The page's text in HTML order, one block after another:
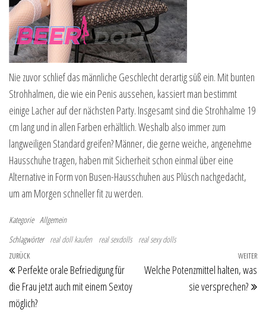
Nie zuvor schlief das männliche Geschlecht derartig süß ein. Mit bunten
Strohhalmen, die wie ein Penis aussehen, kassiert man bestimmt
einige Lacher auf der nächsten Party. Insgesamt sind die Strohhalme 19
cm lang und in allen Farben erhältlich. Weshalb also immer zum
langweiligen Standard greifen? Männer, die gerne weiche, angenehme
Hausschuhe tragen, haben mit Sicherheit schon einmal über eine
Alternative in Form von Busen-Hausschuhen aus Plüsch nachgedacht,
um am Morgen schneller fit zu werden.
Kategorie Allgemein
Schlagwörter real doll kaufen real sexdolls real sexy dolls
Beitragsnavigation
Vorheriger Beitrag
ZURÜCK
Perfekte orale Befriedigung für
die Frau jetzt auch mit einem Sextoy
möglich?
WEITER
Welche Potenzmittel halten, was
sie versprechen?